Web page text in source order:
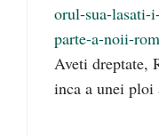
orul-sua-lasati-
parte-a-noii-
Aveti dreptate,
inca a unei ploi